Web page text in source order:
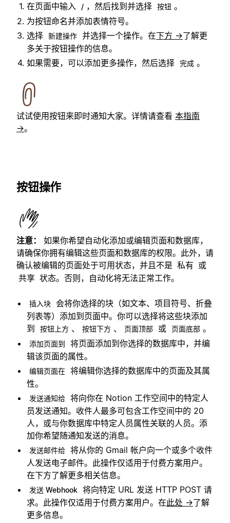
在页面中输入
/ ，然后找到并选择 按钮 。
为按钮命名并添加表情符号。
选择 新建操作 并选择一个操作。在下方 →了解更
多关于按钮操作的信息。
如果需要，可以添加更多操作，然后选择 完成 。
试试使用按钮来即时通知大家。详情请查看 本指南
→。
按钮操作
注意：
如果你希望自动化添加或编辑页面和数据库，
请确保你拥有编辑这些页面和数据库的权限。此外，请
确认被编辑的页面处于可用状态，并且不是 私有 或
共享 状态。否则，自动化将无法正常工作。
插入块
会将你选择的块（如文本、项目符号、折叠
列表等）添加到页面中。你可以选择将这些块添加
到
按钮上方 、 按钮下方 、 页面顶部 或 页面底部 。
添加页面到
将页面添加到你选择的数据库中，并编
辑该页面的属性。
编辑页面在 将编辑你选择的数据库中的页面及其属
性。
发送通知给 将向你在 Notion 工作空间中的特定人
员发送通知。收件人最多可包含工作空间中的 20
人，或与你数据库中特定人员属性关联的人员。添
加你希望随通知发送的消息。
发送邮件给 将从你的 Gmail 帐户向一个或多个收件
人发送电子邮件。此操作仅适用于付费方案用户。
在下方了解更多相关信息。
发送 Webhook 将向特定 URL 发送 HTTP POST 请
求。此操作仅适用于付费方案用户。在此处 →了解
更多信息。